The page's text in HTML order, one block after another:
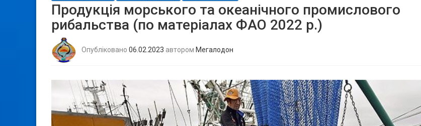
Продукція морського та океанічного промислового
рибальства (по матеріалах ФАО 2022 р.)
Опубліковано 06.02.2023 автором Мегалодон